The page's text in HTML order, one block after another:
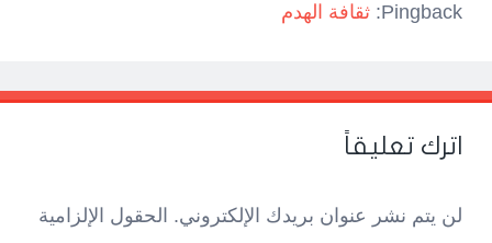
Pingback: ثقافة الهدم
اترك تعليقاً
لن يتم نشر عنوان بريدك الإلكتروني. الحقول الإلزامية